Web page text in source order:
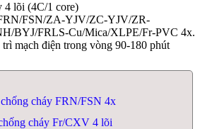
4 lõi (4C/1 core)
FSN/ZA-YJV/ZC-YJV/ZR-
BYJ/FRLS-Cu/Mica/XLPE/Fr-PVC 4x.
mạch điện trong vòng 90-180 phút
cháy FRN/FSN 4x
cháy Fr/CXV 4 lõi